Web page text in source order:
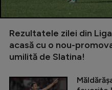
Rezultatele zilei din
acasă cu o nou-
umilită de Slatina!